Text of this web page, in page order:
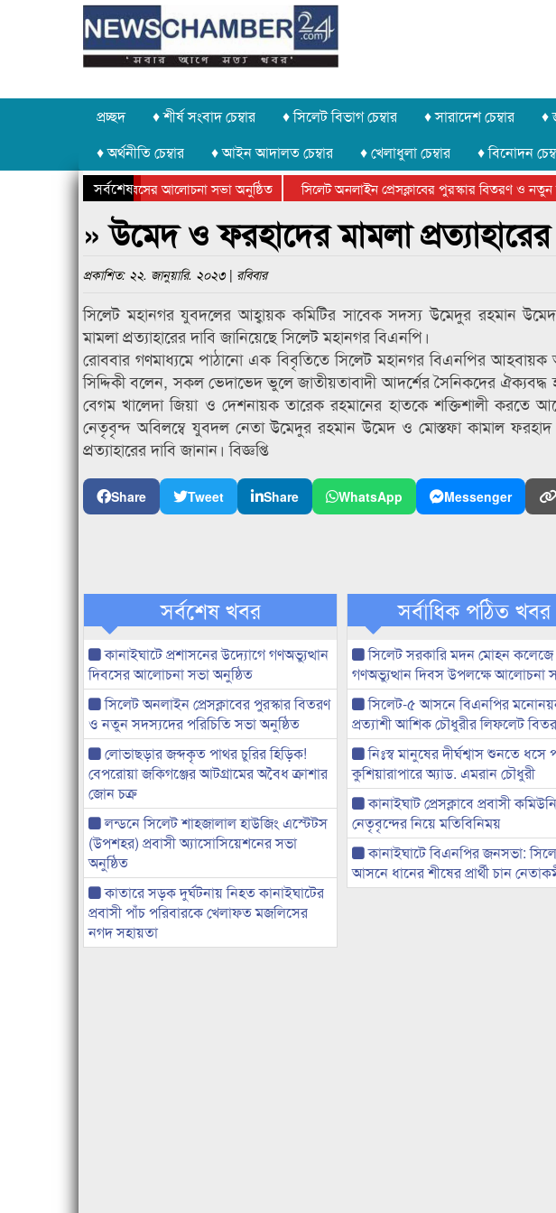
প্রচ্ছদ ♦ শীর্ষ সংবাদ চেম্বার ♦ সিলেট বিভাগ চেম্বার ♦ সারাদেশ চেম্বার ♦
♦ অর্থনীতি চেম্বার
♦ আইন আদালত চেম্বার ♦ খেলাধুলা চেম্বার ♦ বিনোদন
সর্বশেষ
উদ্যোগে গণঅভ্যুত্থান দিবসের আলোচনা সভা অনুষ্ঠিত সিলেট অনলাইন প্রেসক্লাবের পুরস্কার বিতরণ ও নতুন
কানাইঘাটে আলোচনা সভা ও সম্মাননা প্রদান
কানাইঘাটের কিশোর আহাদের খুনি সায়েমের আদালতে
» উমেদ ও ফরহাদের মামলা
প্রকাশিত: ২২. জানুয়ারি. ২০২৩ | রবিবার
সিলেট মহানগর যুবদলের আহ্বায়ক কমিটির সাবেক সদস্য উমেদুর রহমান
মামলা প্রত্যাহারের দাবি জানিয়েছে সিলেট মহানগর বিএনপি।
রোববার গণমাধ্যমে পাঠানো এক বিবৃতিতে সিলেট মহানগর বিএনপির
সিদ্দিকী বলেন, সকল ভেদাভেদ ভুলে জাতীয়তাবাদী আদর্শের সৈনিকদের ঐক্যবদ্ধ
বেগম খালেদা জিয়া ও দেশনায়ক তারেক রহমানের হাতকে শক্তিশালী করতে
নেতৃবৃন্দ অবিলম্বে যুবদল নেতা উমেদুর রহমান উমেদ ও মোস্তফা কামাল
প্রত্যাহারের দাবি জানান। বিজ্ঞপ্তি
Share Tweet Share WhatsApp Messenger
সর্বশেষ খবর
কানাইঘাটে প্রশাসনের উদ্যোগে গণঅভ্যুত্থান
দিবসের আলোচনা সভা অনুষ্ঠিত
সিলেট অনলাইন প্রেসক্লাবের পুরস্কার বিতরণ
ও নতুন সদস্যদের পরিচিতি সভা অনুষ্ঠিত
লোভাছড়ার জব্দকৃত পাথর চুরির হিড়িক!
বেপরোয়া জকিগঞ্জের আটগ্রামের অবৈধ ক্রাশার
জোন চক্র
লন্ডনে সিলেট শাহজালাল হাউজিং এস্টেটস
(উপশহর) প্রবাসী অ্যাসোসিয়েশনের সভা
অনুষ্ঠিত
কাতারে সড়ক দুর্ঘটনায় নিহত কানাইঘাটের
প্রবাসী পাঁচ পরিবারকে খেলাফত মজলিসের
নগদ সহায়তা
সর্বাধিক পঠিত খবর
সিলেট সরকারি মদন মোহন
গণঅভ্যুত্থান দিবস উপলক্ষে আলোচনা
সিলেট-৫ আসনে বিএনপির
প্রত্যাশী আশিক চৌধুরীর লিফলেট
নিঃস্ব মানুষের দীর্ঘশ্বাস শুনতে ধসে
কুশিয়ারাপারে অ্যাড. এমরান চৌধুরী
কানাইঘাট প্রেসক্লাবে প্রবাসী
নেতৃবৃন্দের নিয়ে মতিবিনিময়
কানাইঘাটে বিএনপির জনসভা:
আসনে ধানের শীষের প্রার্থী চান